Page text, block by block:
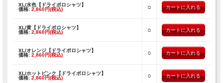
XL/水色【ドライポロシャツ】
価格: 2,860円(税込) ○
XL/黄【ドライポロシャツ】
価格:2,860円(税込) ○
XL/オレンジ【ドライポロシャツ】
価格: 2,860円(税込) ○
XL/ホットピンク【ドライポロシャツ】
価格: 2,860円(税込) ○